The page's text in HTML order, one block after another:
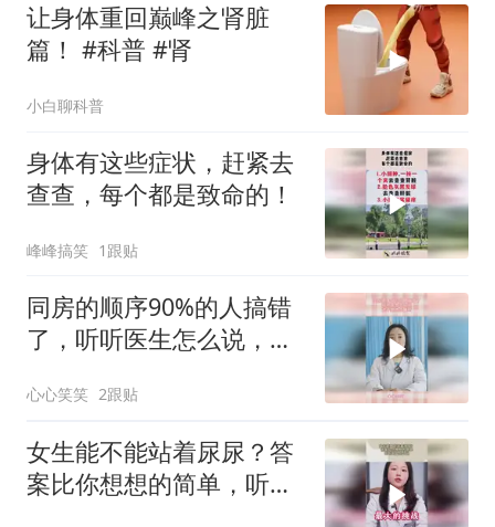
让身体重回巅峰之肾脏
篇！ #科普 #肾
小白聊科普
身体有这些症状，赶紧去
查查，每个都是致命的！
峰峰搞笑 1跟贴
同房的顺序90%的人搞错
了，听听医生怎么说，这
心心笑笑 2跟贴
女生能不能站着尿尿？答
案比你想想的简单，听听